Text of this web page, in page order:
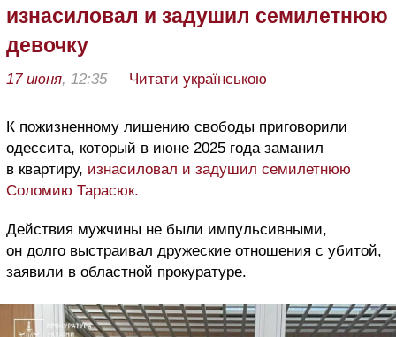
изнасиловал и задушил семилетнюю
девочку
17 июня, 12:35 Читати українською
К пожизненному лишению свободы приговорили
одессита, который в июне 2025 года заманил
в квартиру, изнасиловал и задушил семилетнюю
Соломию Тарасюк.
Действия мужчины не были импульсивными,
он долго выстраивал дружеские отношения с убитой,
заявили в областной прокуратуре.